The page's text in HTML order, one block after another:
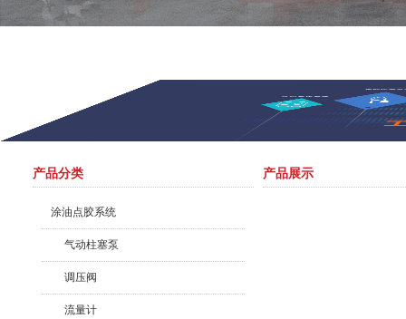
产品分类
涂油点胶系统
气动柱塞泵
调压阀
流量计
产品展示